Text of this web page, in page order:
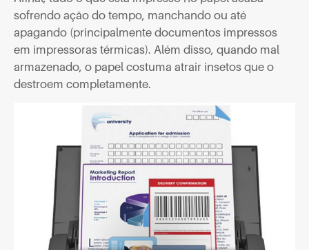
sofrendo ação do tempo, manchando ou até
apagando (principalmente documentos impressos
em impressoras térmicas). Além disso, quando mal
armazenado, o papel costuma atrair insetos que o
destroem completamente.